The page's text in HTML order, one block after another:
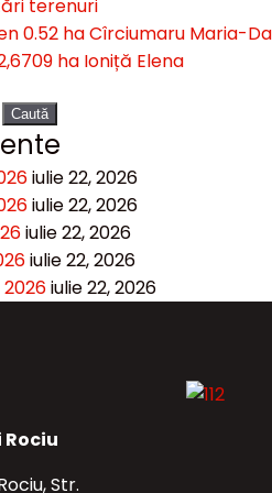
terenuri
0.52 ha Cîrciumaru Maria-
ha Ioniță Elena
Caută
iulie 22, 2026
iulie 22, 2026
iulie 22, 2026
iulie 22, 2026
iulie 22, 2026
Str.